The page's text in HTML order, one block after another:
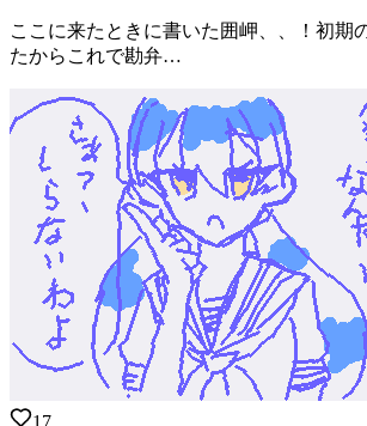
ここに来たときに書いた囲岬、、！初期
たからこれで勘弁…
17